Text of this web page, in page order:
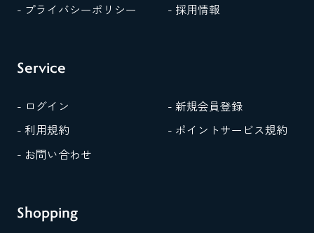
- プライバシーポリシー
- 採用情報
Service
- ログイン
- 新規会員登録
- 利用規約
- ポイントサービス規約
- お問い合わせ
Shopping